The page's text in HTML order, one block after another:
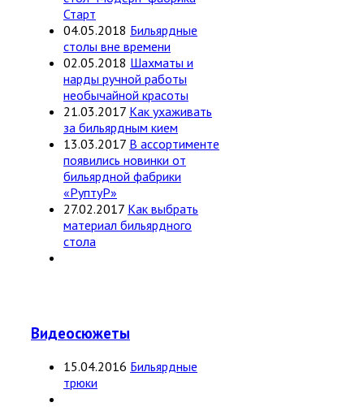
Старт
04.05.2018 Бильярдные
столы вне времени
02.05.2018 Шахматы и
нарды ручной работы
необычайной красоты
21.03.2017 Как ухаживать
за бильярдным кием
13.03.2017 В ассортименте
появились новинки от
бильярдной фабрики
«РуптуР»
27.02.2017 Как выбрать
материал бильярдного
стола
Видеосюжеты
15.04.2016 Бильярдные
трюки